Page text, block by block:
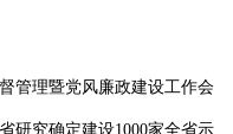
管理暨党风廉政建设工作会
研究确定建设1000家全省示